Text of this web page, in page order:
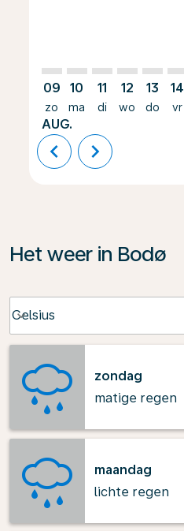
09
zo
AUG.
10
ma
11
di
12
wo
13
do
14
vr
chevron_left chevron_right
Het weer in Bodø
Celsius
keyboard_arrow_down
zondag
matige regen
maandag
lichte regen